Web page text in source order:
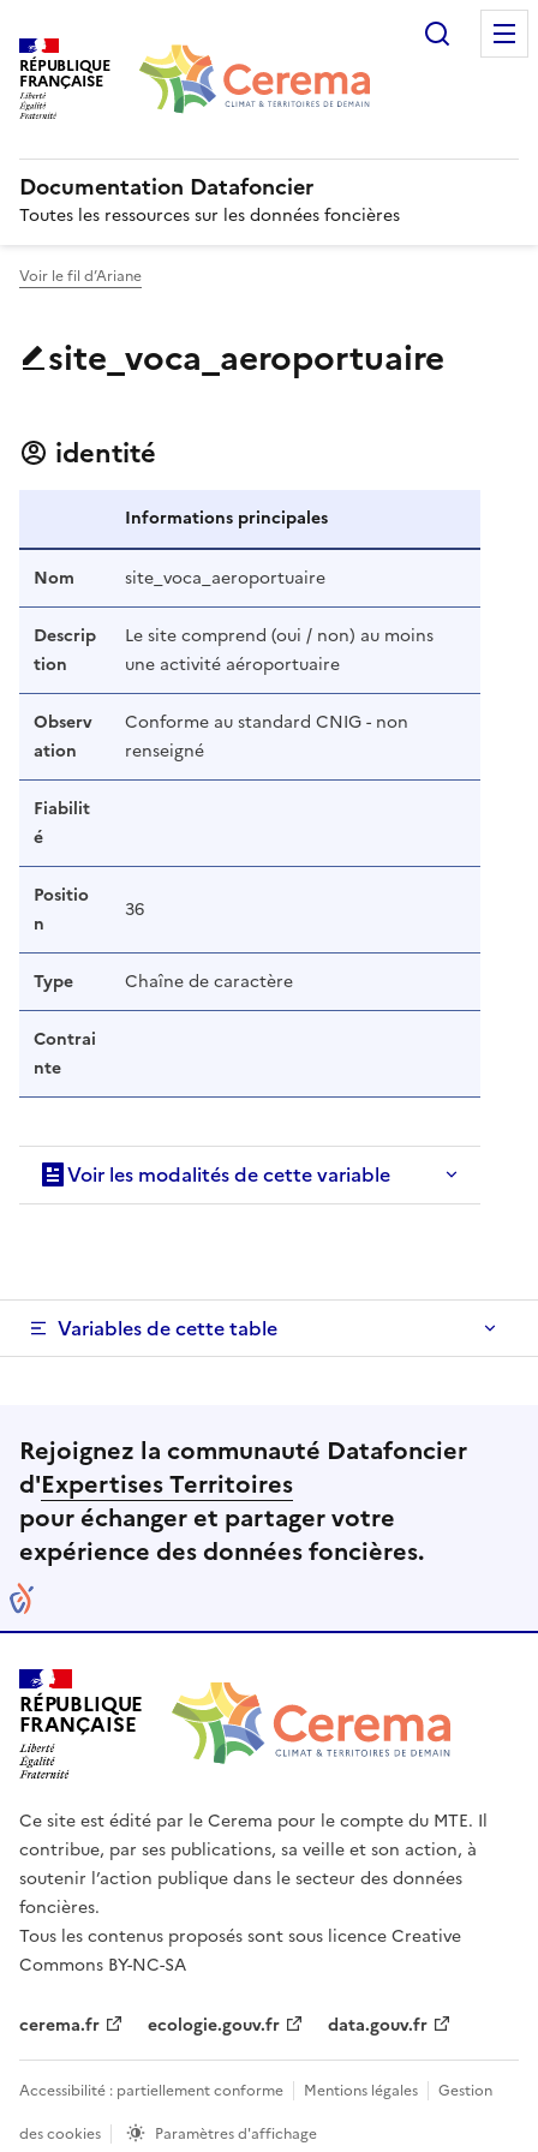
RÉPUBLIQUE
FRANÇAISE
Documentation Datafoncier
Toutes les ressources sur les données foncières
Voir le fil d’Ariane
site_voca_aeroportuaire
identité
Informations principales
Nom site_voca_aeroportuaire
Descrip
tion
Le site comprend (oui / non) au moins
une activité aéroportuaire
Observ
ation
Conforme au standard CNIG - non
renseigné
Fiabilit
é
Positio
n
36
Type Chaîne de caractère
Contrai
nte
Voir les modalités de cette variable
Variables de cette table
Rejoignez la communauté Datafoncier
d'Expertises Territoires
pour échanger et partager votre
expérience des données foncières.
RÉPUBLIQUE
FRANÇAISE
Ce site est édité par le Cerema pour le compte du MTE. Il
contribue, par ses publications, sa veille et son action, à
soutenir l’action publique dans le secteur des données
foncières.
Tous les contenus proposés sont sous licence Creative
Commons BY-NC-SA
cerema.fr ecologie.gouv.fr data.gouv.fr
Accessibilité : partiellement conforme Mentions légales
Gestion
des cookies
Paramètres d'affichage